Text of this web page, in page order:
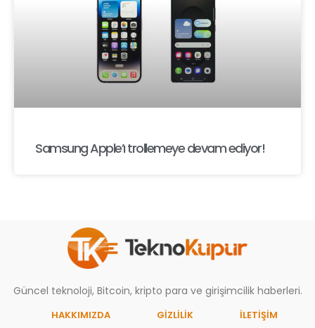
Samsung Apple’ı trollemeye devam ediyor!
Güncel teknoloji, Bitcoin, kripto para ve girişimcilik haberleri.
HAKKIMIZDA GIZLILIK İLETİŞİM